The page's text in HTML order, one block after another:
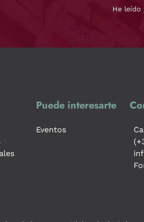
He leído
Puede interesarte
Eventos